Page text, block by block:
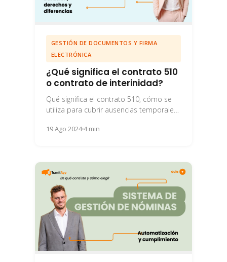
GESTIÓN DE DOCUMENTOS Y FIRMA
ELECTRÓNICA
¿Qué significa el contrato 510
o contrato de interinidad?
Qué significa el contrato 510, cómo se
utiliza para cubrir ausencias temporales
y beneficios.
19 Ago 20244 min